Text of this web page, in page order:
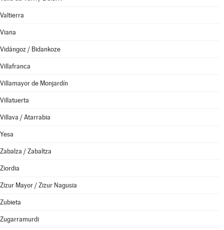
Valtierra
Viana
Vidángoz / Bidankoze
Villafranca
Villamayor de Monjardín
Villatuerta
Villava / Atarrabia
Yesa
Zabalza / Zabaltza
Ziordia
Zizur Mayor / Zizur Nagusia
Zubieta
Zugarramurdi